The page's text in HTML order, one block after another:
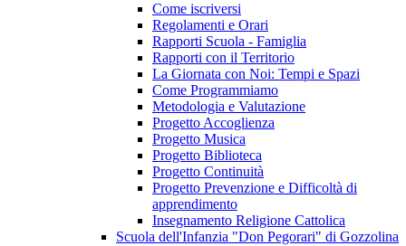
Come iscriversi
Regolamenti e Orari
Rapporti Scuola - Famiglia
Rapporti con il Territorio
La Giornata con Noi: Tempi e Spazi
Come Programmiamo
Metodologia e Valutazione
Progetto Accoglienza
Progetto Musica
Progetto Biblioteca
Progetto Continuità
Progetto Prevenzione e Difficoltà di
apprendimento
Insegnamento Religione Cattolica
Scuola dell'Infanzia "Don Pegorari" di Gozzolina